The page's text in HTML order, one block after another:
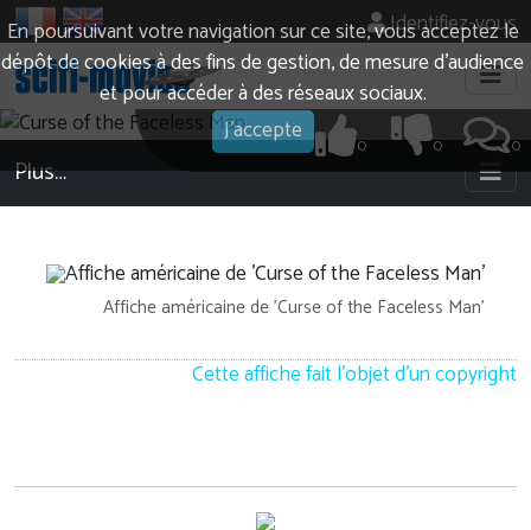
En poursuivant votre navigation sur ce site, vous acceptez le
dépôt de cookies à des fins de gestion, de mesure d’audience
et pour accéder à des réseaux sociaux.
J'accepte
Identifiez-vous
0
0
0
Plus…
Affiche américaine de 'Curse of the Faceless Man'
Cette affiche fait l'objet d'un copyright